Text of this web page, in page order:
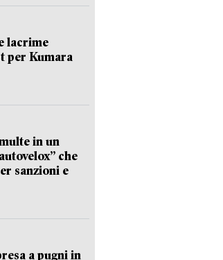
lacrime
per Kumara
in un
che
sanzioni e
a pugni in